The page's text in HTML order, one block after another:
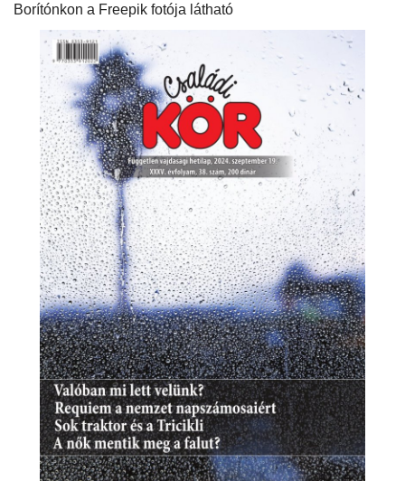
Borítónkon a Freepik fotója látható